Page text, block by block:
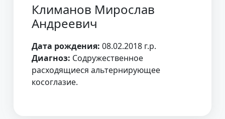
Климанов Мирослав
Андреевич
Дата рождения: 08.02.2018 г.р.
Диагноз: Содружественное
расходящиеся альтернирующее
косоглазие.